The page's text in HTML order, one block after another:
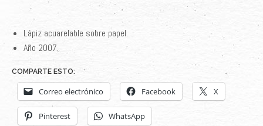
Lápiz acuarelable sobre papel.
Año 2007.
COMPARTE ESTO:
Correo electrónico Facebook X
Pinterest WhatsApp